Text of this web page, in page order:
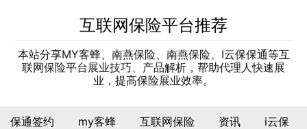
互联网保险平台推荐
本站分享MY客蜂、南燕保险、南燕保险、I云保保通等互
联网保险平台展业技巧、产品解析，帮助代理人快速展
业，提高保险展业效率。
保通签约 my客蜂 互联网保险 资讯 i云保